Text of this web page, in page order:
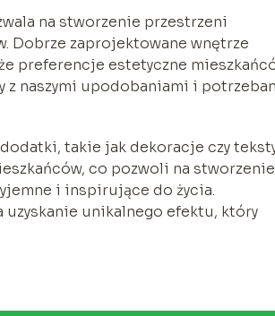
na stworzenie przestrzeni
Dobrze zaprojektowane wnętrze
preferencje estetyczne
z naszymi upodobaniami i
takie jak dekoracje czy
co pozwoli na stworzenie
i inspirujące do życia.
unikalnego efektu, który